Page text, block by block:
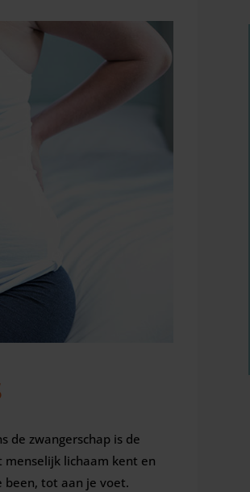
de zwangerschap is de
menselijk lichaam kent en
been, tot aan je voet.